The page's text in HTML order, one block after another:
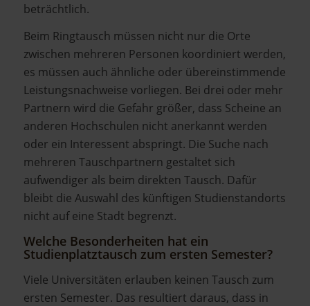
beträchtlich.
Beim Ringtausch müssen nicht nur die Orte
zwischen mehreren Personen koordiniert werden,
es müssen auch ähnliche oder übereinstimmende
Leistungsnachweise vorliegen. Bei drei oder mehr
Partnern wird die Gefahr größer, dass Scheine an
anderen Hochschulen nicht anerkannt werden
oder ein Interessent abspringt. Die Suche nach
mehreren Tauschpartnern gestaltet sich
aufwendiger als beim direkten Tausch. Dafür
bleibt die Auswahl des künftigen Studienstandorts
nicht auf eine Stadt begrenzt.
Welche Besonderheiten hat ein
Studienplatztausch zum ersten Semester?
Viele Universitäten erlauben keinen Tausch zum
ersten Semester. Das resultiert daraus, dass in